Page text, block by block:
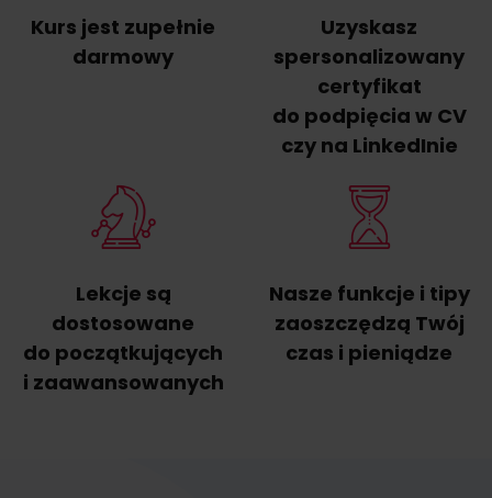
Kurs jest zupełnie
darmowy
Uzyskasz
spersonalizowany
certyfikat
do podpięcia w CV
czy na LinkedInie
Lekcje są
dostosowane
do początkujących
i zaawansowanych
Nasze funkcje i tipy
zaoszczędzą Twój
czas i pieniądze